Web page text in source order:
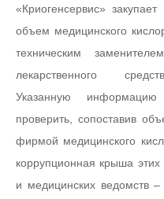
«Криогенсервис»
объем медицинского
техническим
лекарственного
Указанную информацию
проверить, сопоставив
фирмой медицинского
коррупционная крыша
и медицинских ведомств